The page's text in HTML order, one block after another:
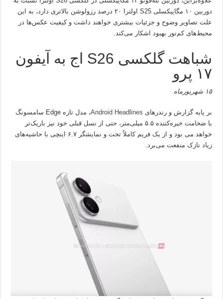
دوربین ۱۰ مگاپیکسلی S25 اولترا ۲۰ درصد رزولوشن بالاتری دارد، به این
علت تصاویر وضوح و جزئیات بیشتری خواهند داشت و کیفیت عکس‌ها در
محیط‌های کم‌نور بهبود اشکار می‌کند.
شباهت گلکسی S26 اج به آیفون
۱۷ پرو
۱۵ شهریورماه
بر پایه گزارش و رندرهای Android Headlines
، مدل تازه Edge سامسونگ
با ضخامت خیره‌کننده ۵.۵ میلی‌متر، حتی از نسل قبلی خود نیز باریک‌تر
خواهد می بود و از یک فریم کاملاً تخت و نمایشگر ۶.۷ اینچی با حاشیه‌های
زیاد نازک منفعت می‌برد.